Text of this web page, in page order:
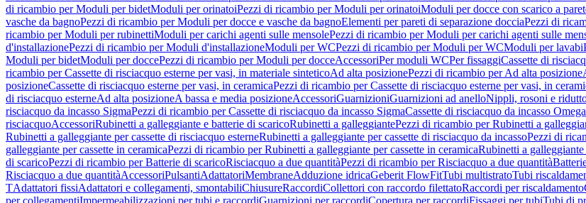
di ricambio per Moduli per bidetModuli per orinatoiPezzi di ricambio per Moduli per orinatoiModuli per docce con scarico a
vasche da bagnoPezzi di ricambio per Moduli per docce e vasche da bagnoElementi per pareti di separazione docciaPezzi di
ricambio per Moduli per rubinettiModuli per carichi agenti sulle mensolePezzi di ricambio per Moduli per carichi agenti sulle
d'installazionePezzi di ricambio per Moduli d'installazioneModuli per WCPezzi di ricambio per Moduli per WCModuli per lavabi
Moduli per bidetModuli per doccePezzi di ricambio per Moduli per docceAccessoriPer moduli WCPer fissaggiCassette di
ricambio per Cassette di risciacquo esterne per vasi, in materiale sinteticoAd alta posizionePezzi di ricambio per Ad alta posizione
posizioneCassette di risciacquo esterne per vasi, in ceramicaPezzi di ricambio per Cassette di risciacquo esterne per vasi, in
di risciacquo esterneAd alta posizioneA bassa e media posizioneAccessoriGuarnizioniGuarnizioni ad anelloNippli, rosoni e
risciacquo da incasso SigmaPezzi di ricambio per Cassette di risciacquo da incasso SigmaCassette di risciacquo da incasso Omega
risciacquoAccessoriRubinetti a galleggiante e batterie di scaricoRubinetti a galleggiantePezzi di ricambio per Rubinetti a
Rubinetti a galleggiante per cassette di risciacquo esterneRubinetti a galleggiante per cassette di risciacquo da incassoPezzi di
galleggiante per cassette in ceramicaPezzi di ricambio per Rubinetti a galleggiante per cassette in ceramicaRubinetti a
di scaricoPezzi di ricambio per Batterie di scaricoRisciacquo a due quantitàPezzi di ricambio per Risciacquo a due quantità
Risciacquo a due quantitàAccessoriPulsantiAdattatoriMembraneAdduzione idricaGeberit FlowFitTubi multistratoTubi
TAdattatori fissiAdattatori e collegamenti, smontabiliChiusureRaccordiCollettori con raccordo filettatoRaccordi per riscaldamento
per collegamentiImpermeabilizzazioni per tubi e raccordiGuarnizioni per raccordiCopertura per raccordiFissaggi per tubiTubi di